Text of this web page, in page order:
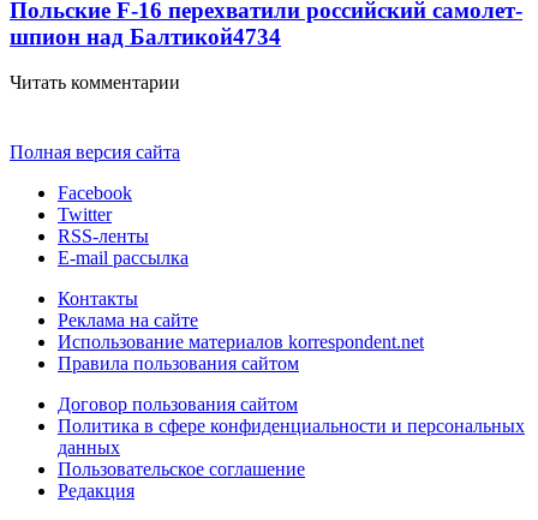
Польские F-16 перехватили российский самолет-
шпион над Балтикой4734
Читать комментарии
Полная версия сайта
Facebook
Twitter
RSS-ленты
E-mail рассылка
Контакты
Реклама на сайте
Использование материалов korrespondent.net
Правила пользования сайтом
Договор пользования сайтом
Политика в сфере конфиденциальности и персональных
данных
Пользовательское соглашение
Редакция